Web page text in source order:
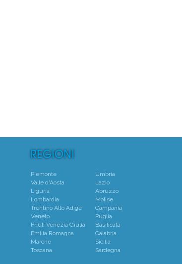
Piemonte
Valle d'Aosta
Liguria
Lombardia
Trentino Alto Adige
Veneto
Friuli Venezia Giulia
Emilia Romagna
Marche
Toscana
Umbria
Lazio
Abruzzo
Molise
Campania
Puglia
Basilicata
Calabria
Sicilia
Sardegna